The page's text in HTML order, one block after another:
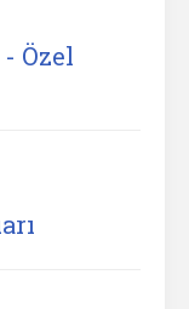
Özel